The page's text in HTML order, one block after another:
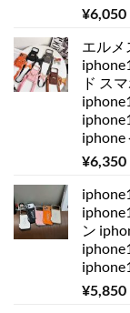
¥6,050
エルメ
ド ス
iphone
¥6,350
ン
¥5,850